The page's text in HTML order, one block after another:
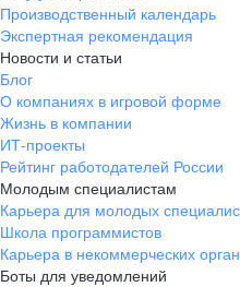
Производственный календарь
Экспертная рекомендация
Новости и статьи
Блог
О компаниях в игровой форме
Жизнь в компании
ИТ-проекты
Рейтинг работодателей России
Молодым специалистам
Карьера для молодых
Школа программистов
Карьера в некоммерческих
Боты для уведомлений